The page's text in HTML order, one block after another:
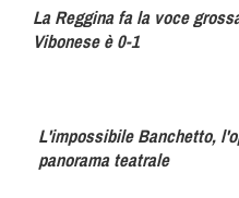
La Reggina fa la voce
Vibonese è 0-1
L'impossibile Banchetto,
panorama teatrale